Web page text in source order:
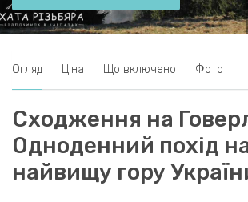
Огляд Ціна Що включено Фото
Сходження на
Одноденний похід
найвищу гору